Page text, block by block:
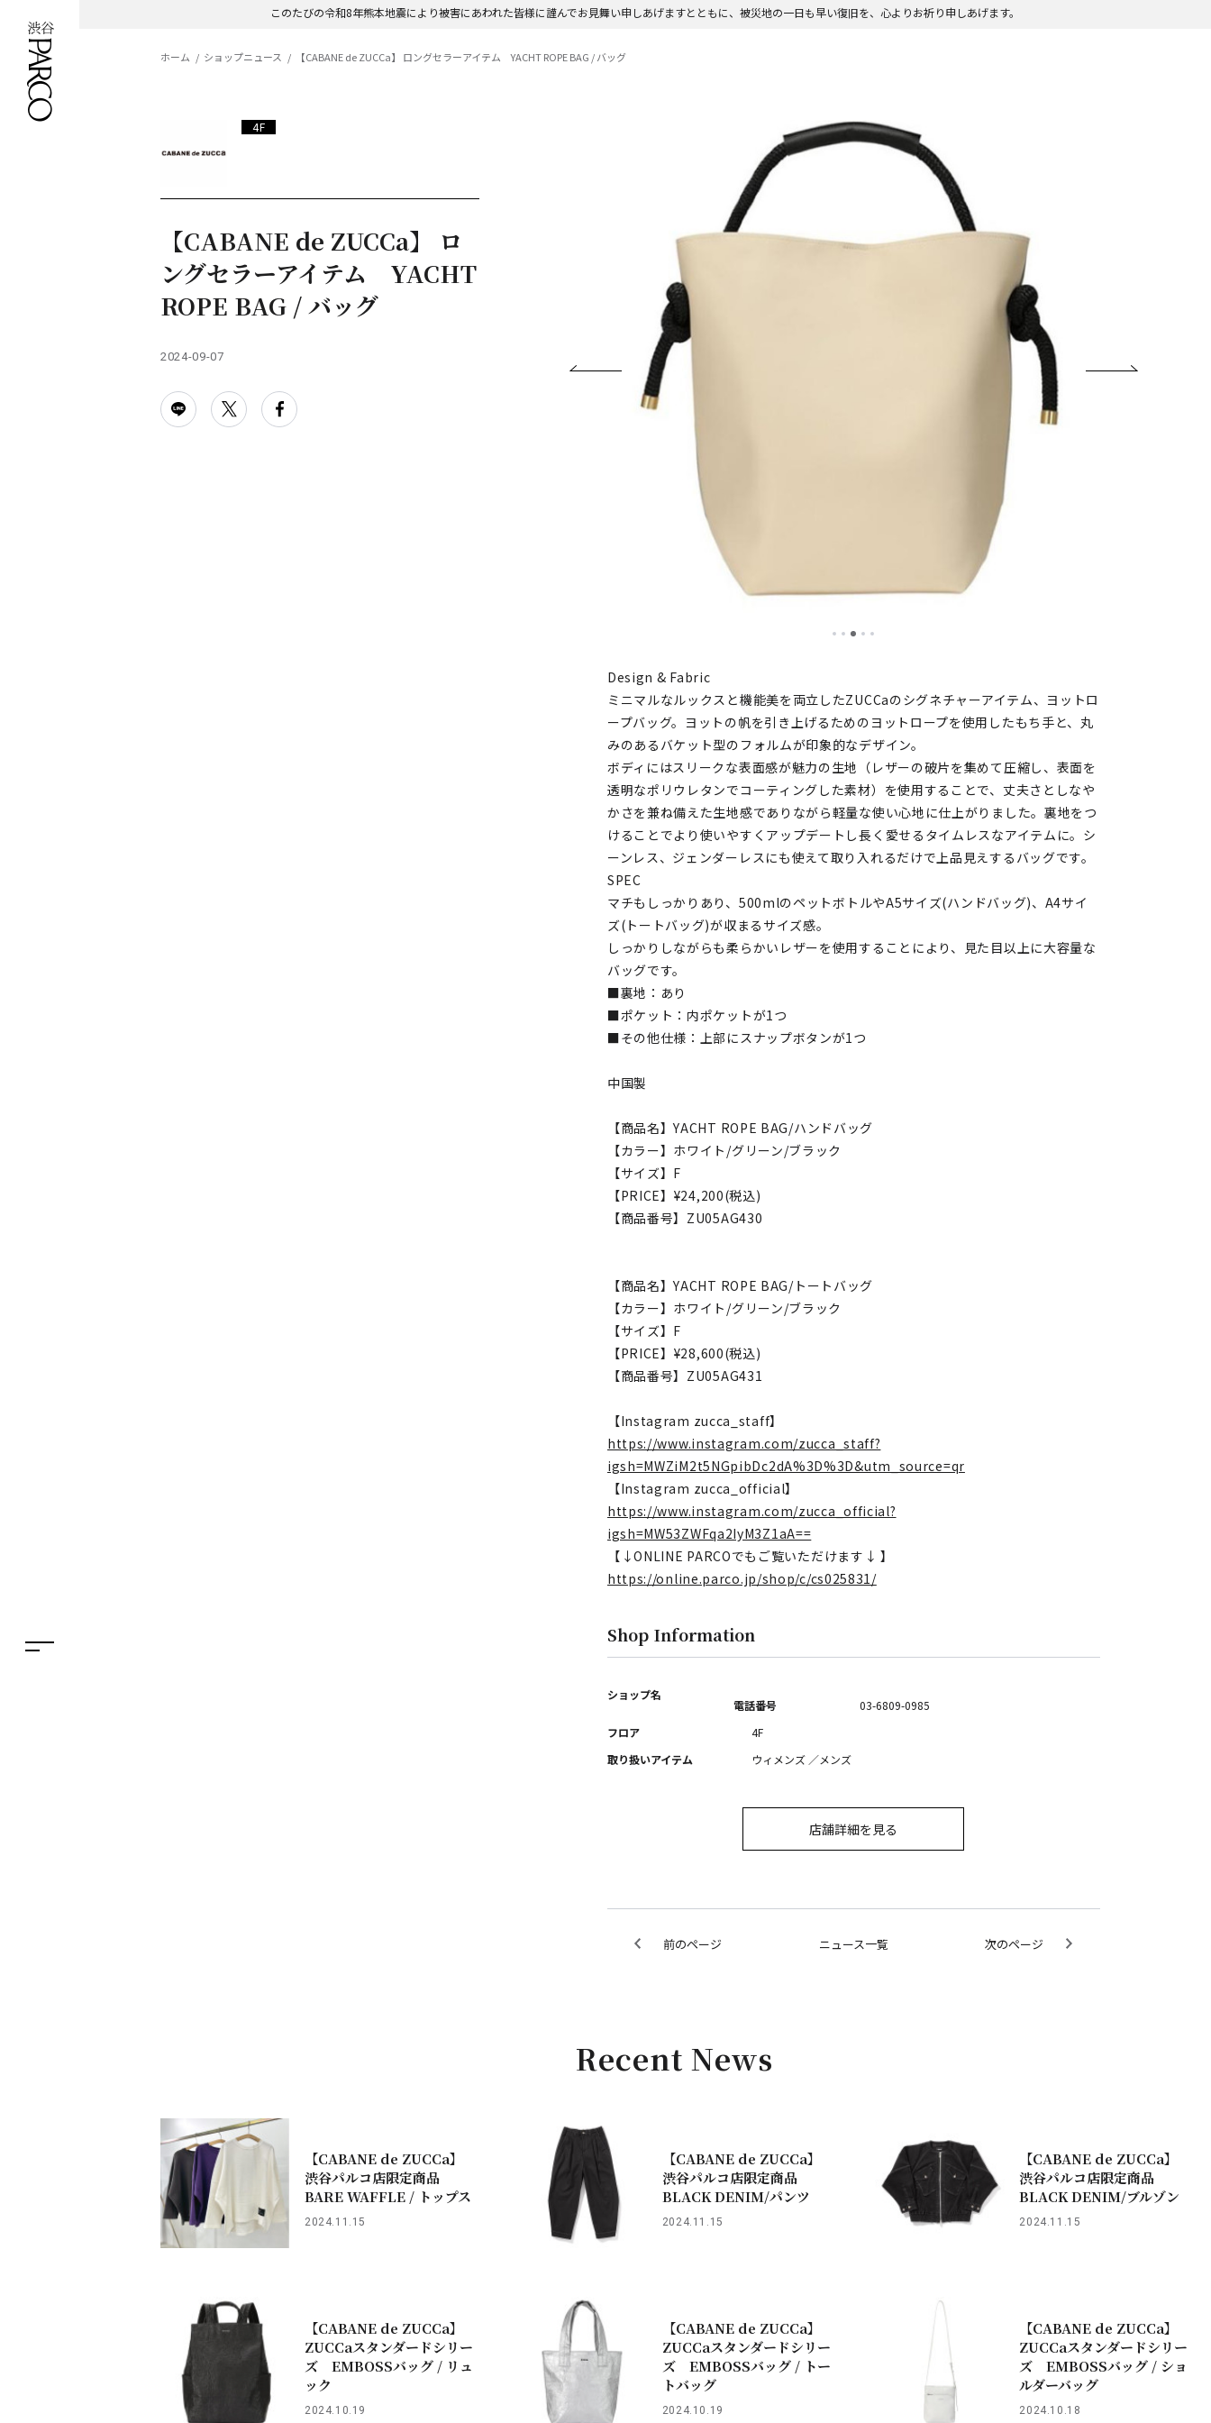
このたびの令和8年熊本地震により被害にあわれた皆様に謹んでお見舞い申しあげますとともに、被災地の一日も早い復旧を、心よりお祈り申しあげます。
ホーム ショップニュース 【CABANE de ZUCCa】 ロングセラーアイテム YACHT ROPE BAG / バッグ
4F
【CABANE de ZUCCa】 ロ
ングセラーアイテム YACHT
ROPE BAG / バッグ
2024-09-07
Design & Fabric
ミニマルなルックスと機能美を両立したZUCCaのシグネチャーアイテム、ヨットロ
ープバッグ。ヨットの帆を引き上げるためのヨットロープを使用したもち手と、丸
みのあるバケット型のフォルムが印象的なデザイン。
ボディにはスリークな表面感が魅力の生地（レザーの破片を集めて圧縮し、表面を
透明なポリウレタンでコーティングした素材）を使用することで、丈夫さとしなや
かさを兼ね備えた生地感でありながら軽量な使い心地に仕上がりました。裏地をつ
けることでより使いやすくアップデートし長く愛せるタイムレスなアイテムに。シ
ーンレス、ジェンダーレスにも使えて取り入れるだけで上品見えするバッグです。
SPEC
マチもしっかりあり、500mlのペットボトルやA5サイズ(ハンドバッグ)、A4サイ
ズ(トートバッグ)が収まるサイズ感。
しっかりしながらも柔らかいレザーを使用することにより、見た目以上に大容量な
バッグです。
■裏地：あり
■ポケット：内ポケットが1つ
■その他仕様：上部にスナップボタンが1つ
中国製
【商品名】YACHT ROPE BAG/ハンドバッグ
【カラー】ホワイト/グリーン/ブラック
【サイズ】F
【PRICE】¥24,200(税込)
【商品番号】ZU05AG430
【商品名】YACHT ROPE BAG/トートバッグ
【カラー】ホワイト/グリーン/ブラック
【サイズ】F
【PRICE】¥28,600(税込)
【商品番号】ZU05AG431
【Instagram zucca_staff】
https://www.instagram.com/zucca_staff?
igsh=MWZiM2t5NGpibDc2dA%3D%3D&utm_source=qr
【Instagram zucca_official】
https://www.instagram.com/zucca_official?
igsh=MW53ZWFqa2IyM3Z1aA==
【↓ONLINE PARCOでもご覧いただけます↓ 】
https://online.parco.jp/shop/c/cs025831/
Shop Information
ショップ名
電話番号
03-6809-0985
フロア
4F
取り扱いアイテム
ウィメンズ ／メンズ
店舗詳細を見る
前のページ ニュース一覧 次のページ
Recent News
【CABANE de ZUCCa】
渋谷パルコ店限定商品
BARE WAFFLE / トップス
2024.11.15
【CABANE de ZUCCa】
渋谷パルコ店限定商品
BLACK DENIM/パンツ
2024.11.15
【CABANE de ZUCCa】
渋谷パルコ店限定商品
BLACK DENIM/ブルゾン
2024.11.15
【CABANE de ZUCCa】
ZUCCaスタンダードシリー
ズ EMBOSSバッグ / リュ
ック
2024.10.19
【CABANE de ZUCCa】
ZUCCaスタンダードシリー
ズ EMBOSSバッグ / トー
トバッグ
2024.10.19
【CABANE de ZUCCa】
ZUCCaスタンダードシリー
ズ EMBOSSバッグ / ショ
ルダーバッグ
2024.10.18